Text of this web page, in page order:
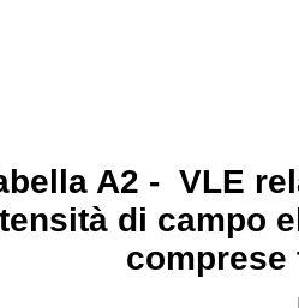
A2 - VLE
di campo
comprese